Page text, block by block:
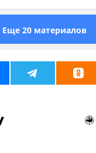
Верховная Рада
Еще 20 материалов